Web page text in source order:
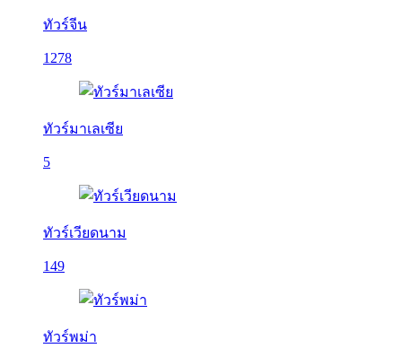
ทัวร์จีน
1278
ทัวร์มาเลเซีย
5
ทัวร์เวียดนาม
149
ทัวร์พม่า